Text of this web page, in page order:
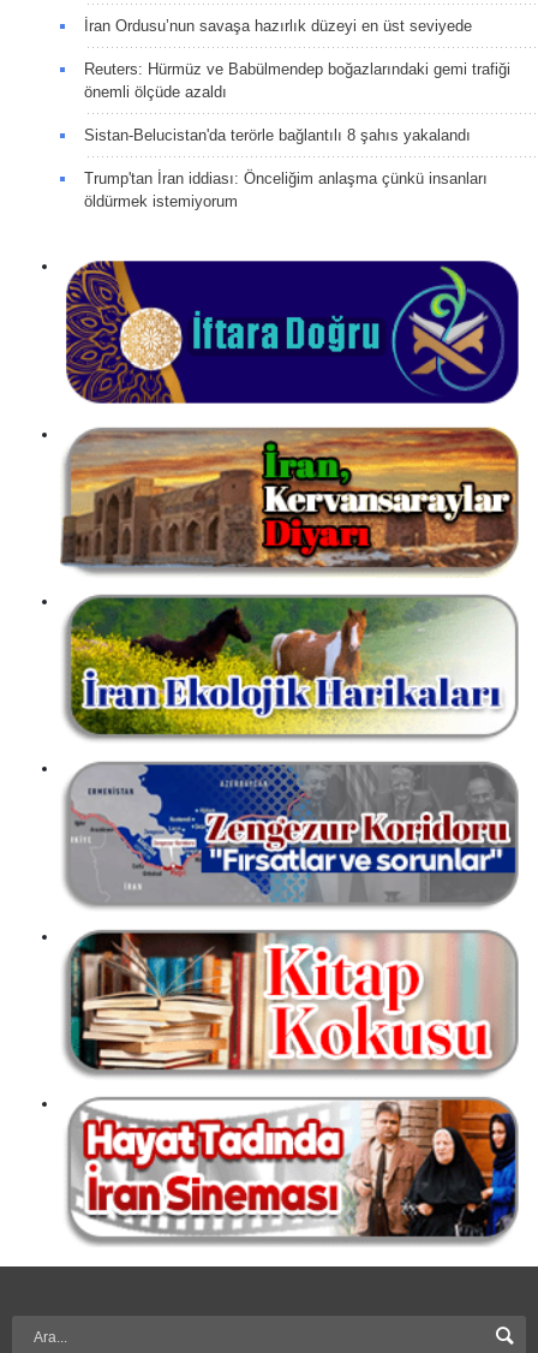
İran Ordusu’nun savaşa hazırlık düzeyi en üst seviyede
Reuters: Hürmüz ve Babülmendep boğazlarındaki gemi trafiği
önemli ölçüde azaldı
Sistan-Belucistan'da terörle bağlantılı 8 şahıs yakalandı
Trump'tan İran iddiası: Önceliğim anlaşma çünkü insanları
öldürmek istemiyorum